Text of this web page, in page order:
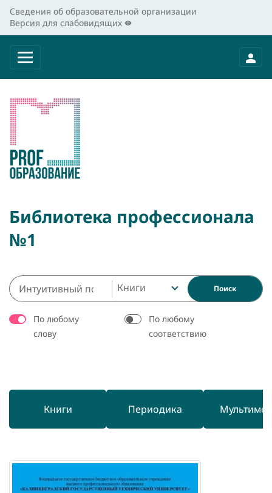
Сведения об образовательной организации
Версия для слабовидящих
Библиотека профессионала
№1
Книги Поиск
По любому
слову
По любому
соответствию
Книги Периодика